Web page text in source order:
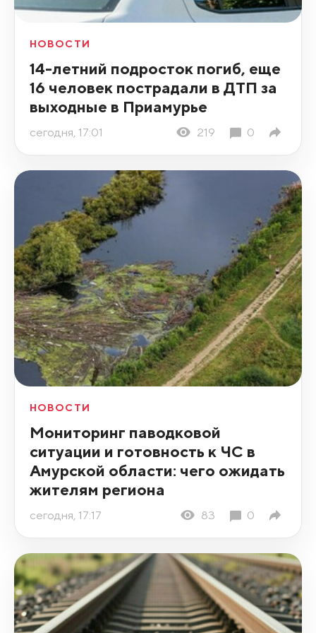
НОВОСТИ
14-летний подросток погиб, еще
16 человек пострадали в ДТП за
выходные в Приамурье
сегодня, 17:01 219 0
НОВОСТИ
Мониторинг паводковой
ситуации и готовность к ЧС в
Амурской области: чего ожидать
жителям региона
сегодня, 17:17 83 0